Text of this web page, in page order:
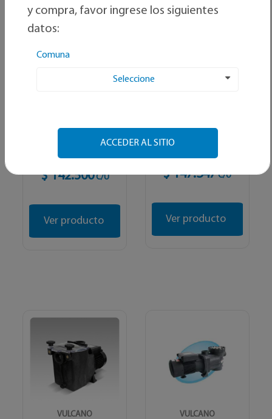
Bomba para piscina
premium 1/2 HP
$ 142.500 C/U
Ver producto
premium 3/4 HP
$ 147.347 C/U
Ver producto
VULCANO VULCANO
y compra, favor ingrese los siguientes
datos:
Comuna
Seleccione
ACCEDER AL SITIO